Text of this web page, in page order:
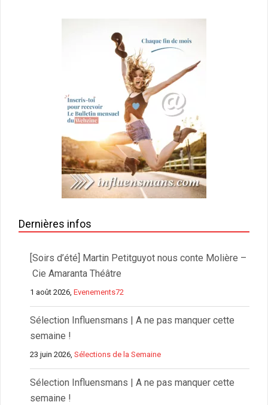
Dernières infos
[Soirs d’été] Martin Petitguyot nous conte Molière –
Cie Amaranta Théâtre
1 août 2026,Evenements72
Sélection Influensmans | A ne pas manquer cette
semaine !
23 juin 2026,Sélections de la Semaine
Sélection Influensmans | A ne pas manquer cette
semaine !